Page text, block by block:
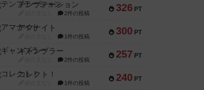
326 PT
テンプテーション
2件の投稿
300 PT
アマナイト
1件の投稿
257 PT
ギャンブラー
2件の投稿
240 PT
コレクト！
1件の投稿